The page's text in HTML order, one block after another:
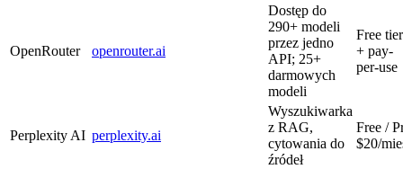
OpenRouter openrouter.ai
Dostęp do
290+ modeli
przez jedno
API; 25+
darmowych
modeli
Free tier
+ pay-
per-use
Perplexity AI perplexity.ai
Wyszukiwarka
z RAG,
cytowania do
źródeł
Free /
$20/